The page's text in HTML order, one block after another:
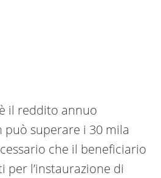
il reddito annuo
può superare i 30 mila
che il beneficiario
per l’instaurazione di